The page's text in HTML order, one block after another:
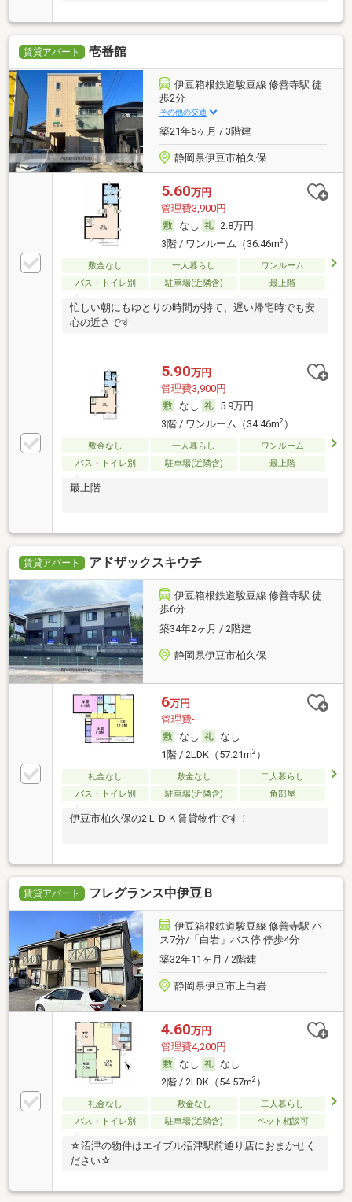
賃貸アパート 壱番館
伊豆箱根鉄道駿豆線 修善寺駅 徒
歩2分
その他の交通
築21年6ヶ月 / 3階建
静岡県伊豆市柏久保
5.60万円
管理費3,900円
なし
2.8万円
3階 / ワンルーム（36.46m2）
敷金なし 一人暮らし
ワンルーム
バス・トイレ別
駐車場(近隣含) 最上階
忙しい朝にもゆとりの時間が持て、遅い帰宅時でも安
心の近さです
5.90万円
管理費3,900円
なし
5.9万円
3階 / ワンルーム（34.46m2）
敷金なし 一人暮らし
ワンルーム
バス・トイレ別
駐車場(近隣含) 最上階
最上階
賃貸アパート アドザックスキウチ
伊豆箱根鉄道駿豆線 修善寺駅 徒
歩6分
築34年2ヶ月 / 2階建
静岡県伊豆市柏久保
6万円
管理費-
なし
なし
1階 / 2LDK（57.21m2）
礼金なし 敷金なし
二人暮らし
バス・トイレ別
駐車場(近隣含) 角部屋
伊豆市柏久保の2ＬＤＫ賃貸物件です！
賃貸アパート フレグランス中伊豆Ｂ
伊豆箱根鉄道駿豆線 修善寺駅 バ
ス7分/「白岩」バス停 停歩4分
築32年11ヶ月 / 2階建
静岡県伊豆市上白岩
4.60万円
管理費4,200円
なし
なし
2階 / 2LDK（54.57m2）
礼金なし 敷金なし
二人暮らし
バス・トイレ別
駐車場(近隣含) ペット相談可
☆沼津の物件はエイブル沼津駅前通り店におまかせく
ださい☆